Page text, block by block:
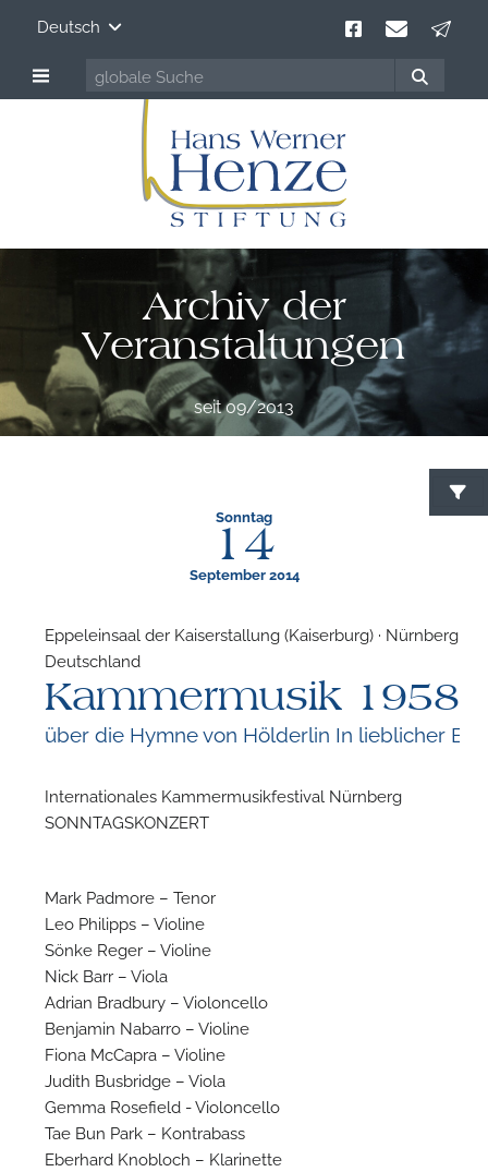
Deutsch
Archiv der
Veranstaltungen
seit 09/2013
Sonntag
14
September 2014
Eppeleinsaal der Kaiserstallung (Kaiserburg) · Nürnberg ·
Deutschland
Kammermusik 1958
über die Hymne von Hölderlin In lieblicher
Internationales Kammermusikfestival Nürnberg
SONNTAGSKONZERT
Mark Padmore – Tenor
Leo Philipps – Violine
Sönke Reger – Violine
Nick Barr – Viola
Adrian Bradbury – Violoncello
Benjamin Nabarro – Violine
Fiona McCapra – Violine
Judith Busbridge – Viola
Gemma Rosefield - Violoncello
Tae Bun Park – Kontrabass
Eberhard Knobloch – Klarinette